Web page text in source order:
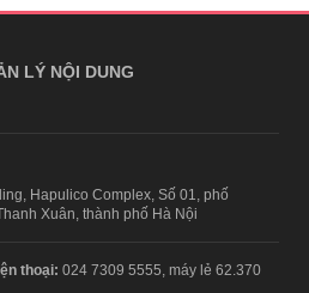
LÝ NỘI DUNG
Hapulico Complex, Số 01, phố
Xuân, thành phố Hà Nội
thoại: 024 7309 5555, máy lẻ 62.370